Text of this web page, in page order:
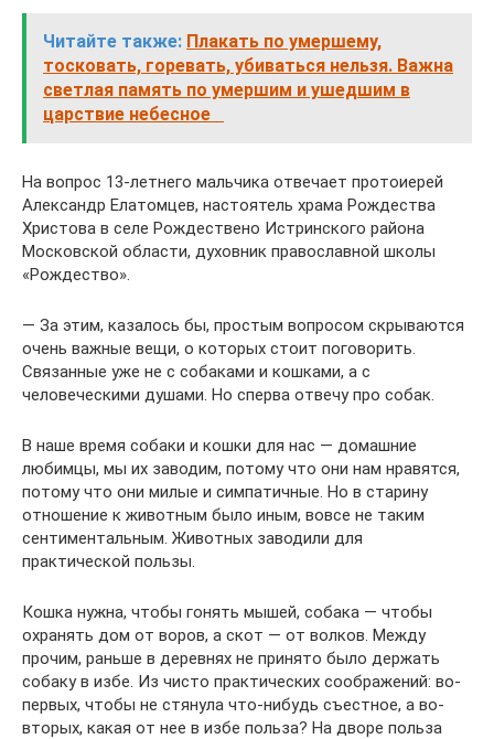
Читайте также: Плакать по умершему,
тосковать, горевать, убиваться нельзя. Важна
светлая память по умершим и ушедшим в
царствие небесное
На вопрос 13-летнего мальчика отвечает протоиерей
Александр Елатомцев, настоятель храма Рождества
Христова в селе Рождествено Истринского района
Московской области, духовник православной школы
«Рождество».
— За этим, казалось бы, простым вопросом скрываются
очень важные вещи, о которых стоит поговорить.
Связанные уже не с собаками и кошками, а с
человеческими душами. Но сперва отвечу про собак.
В наше время собаки и кошки для нас — домашние
любимцы, мы их заводим, потому что они нам нравятся,
потому что они милые и симпатичные. Но в старину
отношение к животным было иным, вовсе не таким
сентиментальным. Животных заводили для
практической пользы.
Кошка нужна, чтобы гонять мышей, собака — чтобы
охранять дом от воров, а скот — от волков. Между
прочим, раньше в деревнях не принято было держать
собаку в избе. Из чисто практических соображений: во-
первых, чтобы не стянула что-нибудь съестное, а во-
вторых, какая от нее в избе польза? На дворе польза